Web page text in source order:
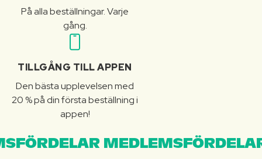
På alla beställningar. Varje
gång.
TILLGÅNG TILL APPEN
Den bästa upplevelsen med
20 % på din första beställning i
appen!